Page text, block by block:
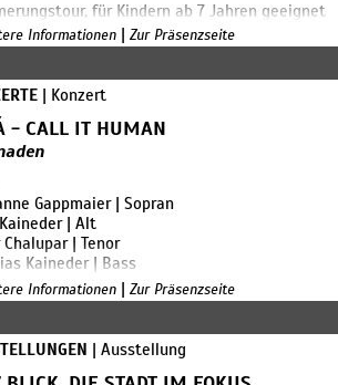
für Kindern ab 7 Jahren geeignet
Schuhwerk wird empfohlen
52222 (Mo - Fr 09:00-15:00) oder
€5,- pro Person
Informationen | Zur Präsenzseite
| Konzert
- CALL IT HUMAN
Gappmaier | Sopran
| Alt
| Tenor
Kaineder | Bass
LALÁ besticht durch seinen
mit seinem umfangreichen Repertoire
bis hin zu Jodlern in Staunen und
Informationen | Zur Präsenzseite
| Ausstellung